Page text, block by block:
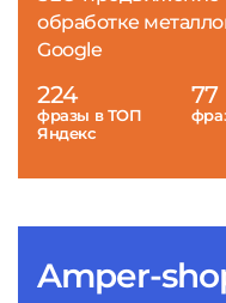
Amper-
обработке
Google
224
фразы в ТОП
Яндекс
77